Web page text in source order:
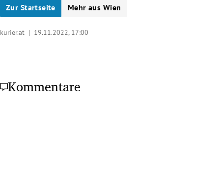
Zur Startseite Mehr aus Wien
kurier.at | 19.11.2022, 17:00
Kommentare